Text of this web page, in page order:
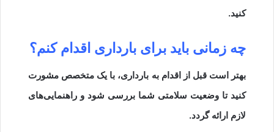
کنید.
چه زمانی باید برای بارداری اقدام کنم؟
بهتر است قبل از اقدام به بارداری، با یک متخصص مشورت
کنید تا وضعیت سلامتی شما بررسی شود و راهنمایی‌های
لازم ارائه گردد.